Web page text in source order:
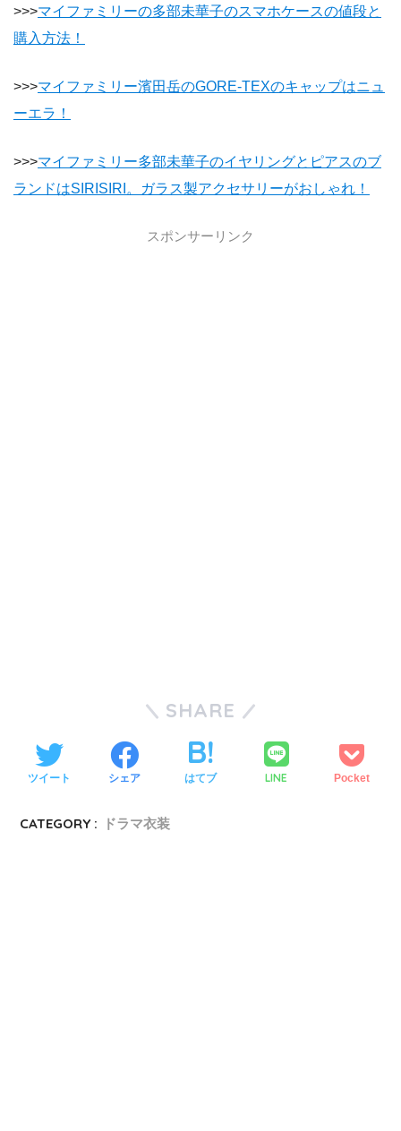
>>>マイファミリーの多部未華子のスマホケースの値段と
購入方法！
>>>マイファミリー濱田岳のGORE-TEXのキャップはニュ
ーエラ！
>>>マイファミリー多部未華子のイヤリングとピアスのブ
ランドはSIRISIRI。ガラス製アクセサリーがおしゃれ！
スポンサーリンク
SHARE
ツイート シェア はてブ LINE Pocket
CATEGORY : ドラマ衣装